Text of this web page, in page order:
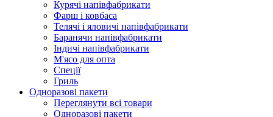
Курячi напiвфабрикати
Фарш i ковбаса
Телячi i яловичi напiвфабрикати
Баранячи напiвфабрикати
Iндичi напiвфабрикати
М'ясо для опта
Спеції
Гриль
Одноразові пакети
Переглянути всі товари
Одноразові пакети